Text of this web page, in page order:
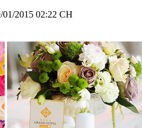
01/2015 02:22 CH